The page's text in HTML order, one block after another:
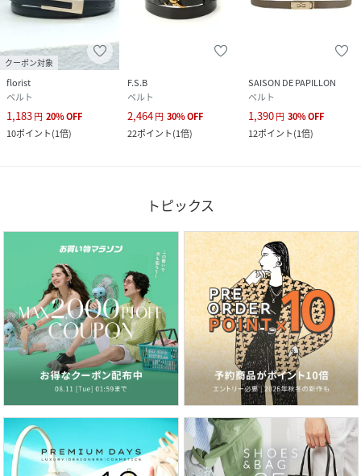
クーポン対象
florist
ベルト
1,183円 20%OFF
10ポイント(1倍)
F.S.B
ベルト
2,464円 30%OFF
22ポイント(1倍)
SAISON DE PAPILLON
ベルト
1,390円 30%OFF
12ポイント(1倍)
トピックス